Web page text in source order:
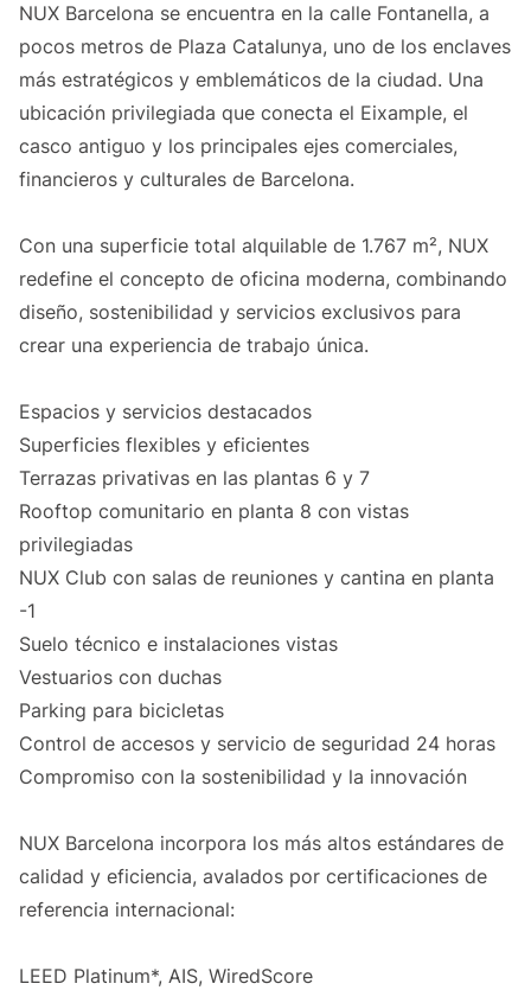
NUX Barcelona se encuentra en la calle Fontanella, a
pocos metros de Plaza Catalunya, uno de los enclaves
más estratégicos y emblemáticos de la ciudad. Una
ubicación privilegiada que conecta el Eixample, el
casco antiguo y los principales ejes comerciales,
financieros y culturales de Barcelona.
Con una superficie total alquilable de 1.767 m², NUX
redefine el concepto de oficina moderna, combinando
diseño, sostenibilidad y servicios exclusivos para
crear una experiencia de trabajo única.
Espacios y servicios destacados
Superficies flexibles y eficientes
Terrazas privativas en las plantas 6 y 7
Rooftop comunitario en planta 8 con vistas
privilegiadas
NUX Club con salas de reuniones y cantina en planta
-1
Suelo técnico e instalaciones vistas
Vestuarios con duchas
Parking para bicicletas
Control de accesos y servicio de seguridad 24 horas
Compromiso con la sostenibilidad y la innovación
NUX Barcelona incorpora los más altos estándares de
calidad y eficiencia, avalados por certificaciones de
referencia internacional:
LEED Platinum*, AIS, WiredScore